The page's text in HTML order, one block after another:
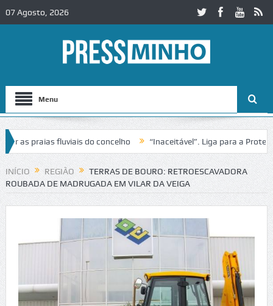
07 Agosto, 2026
Menu
praias fluviais do concelho “Inaceitável”. Liga para a Proteção
de trânsito no IC2 em Alcobaça Igreja do Castelo de Cerveira
INÍCIO REGIÃO
TERRAS DE BOURO: RETROESCAVADORA
ROUBADA DE MADRUGADA EM VILAR DA VEIGA